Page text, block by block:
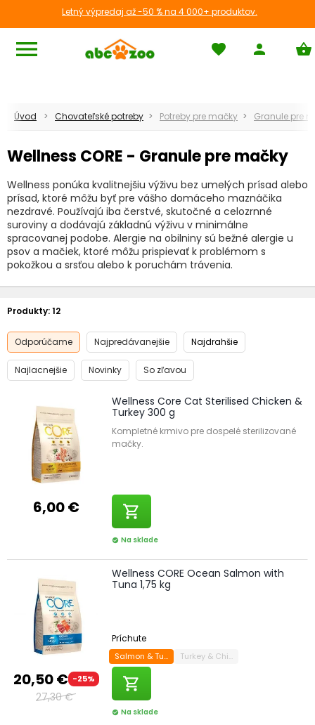
Letný výpredaj až -50 % na 4 000+ produktov.
menu favorite person shopping_basket
Úvod Chovateľské potreby Potreby pre mačky Granule pre
Wellness CORE - Granule pre mačky
Wellness ponúka kvalitnejšiu výživu bez umelých prísad alebo
prísad, ktoré môžu byť pre vášho domáceho maznáčika
nezdravé. Používajú iba čerstvé, skutočné a celozrnné
suroviny a dodávajú základnú výživu v minimálne
spracovanej podobe. Alergie na obilniny sú bežné alergie u
psov a mačiek, ktoré môžu prispievať k problémom s
pokožkou a srsťou alebo k poruchám trávenia.
Produkty:12
Odporúčame Najpredávanejšie Najdrahšie
Najlacnejšie Novinky So zľavou
6,00 €
Wellness Core Cat Sterilised Chicken &
Turkey 300 g
Kompletné krmivo pre dospelé sterilizované
mačky.
shopping_cart
check_circle Na sklade
20,50 € -25%
27,30 €
Wellness CORE Ocean Salmon with
Tuna 1,75 kg
Príchute
Salmon & Tuna Turkey & Chicken
shopping_cart
check_circle Na sklade